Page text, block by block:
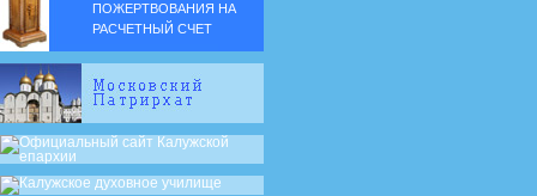
ПОЖЕРТВОВАНИЯ НА
РАСЧЕТНЫЙ СЧЕТ